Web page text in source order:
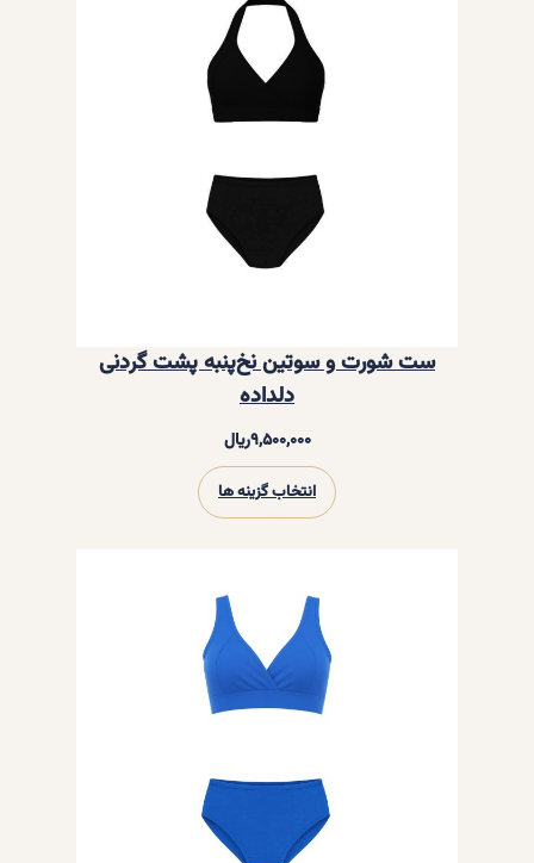
شورت نخ‌پنبه فانریپ دلداده – سایز:
ست شورت و سوتین نخ‌پنبه پشت گردنی
دلداده
۹,۵۰۰,۰۰۰ریال
انتخاب گزینه ها